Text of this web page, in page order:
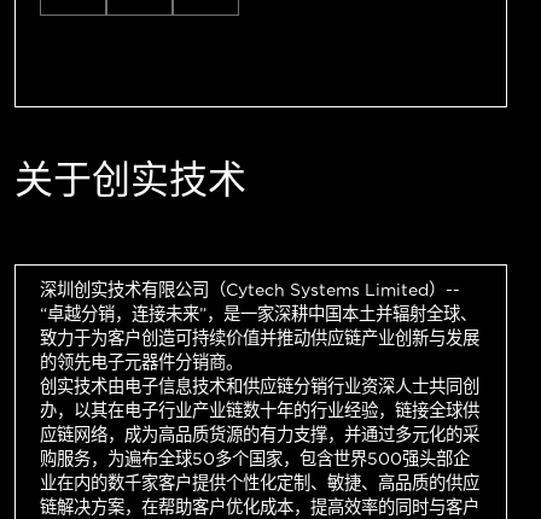
关于创实技术
深圳创实技术有限公司（Cytech Systems Limited）--
“卓越分销，连接未来”，是一家深耕中国本土并辐射全球、
致力于为客户创造可持续价值并推动供应链产业创新与发展
的领先电子元器件分销商。
创实技术由电子信息技术和供应链分销行业资深人士共同创
办，以其在电子行业产业链数十年的行业经验，链接全球供
应链网络，成为高品质货源的有力支撑，并通过多元化的采
购服务，为遍布全球50多个国家，包含世界500强头部企
业在内的数千家客户提供个性化定制、敏捷、高品质的供应
链解决方案，在帮助客户优化成本，提高效率的同时与客户